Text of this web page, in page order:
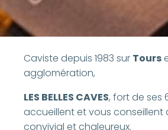
Caviste depuis 1983 sur Tours
agglomération,
LES BELLES CAVES, fort de ses
accueillent et vous conseillent
convivial et chaleureux.